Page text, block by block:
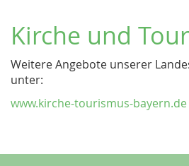
Kirche und
Weitere Angebote unserer
unter:
www.kirche-tourismus-bayern.de